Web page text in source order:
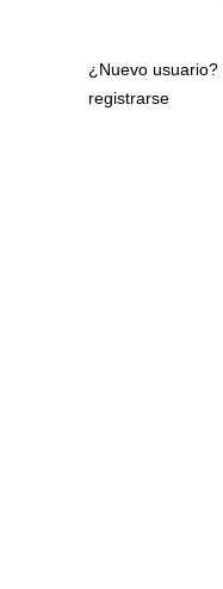
¿Nuevo usuario?
registrarse